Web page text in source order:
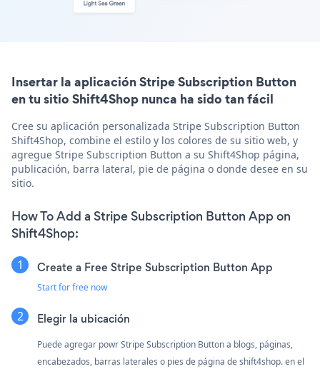
Insertar la aplicación Stripe Subscription Button
en tu sitio Shift4Shop nunca ha sido tan fácil
Cree su aplicación personalizada Stripe Subscription Button
Shift4Shop, combine el estilo y los colores de su sitio web, y
agregue Stripe Subscription Button a su Shift4Shop página,
publicación, barra lateral, pie de página o donde desee en su
sitio.
How To Add a Stripe Subscription Button App on
Shift4Shop:
Create a Free Stripe Subscription Button App
Start for free now
Elegir la ubicación
Puede agregar powr Stripe Subscription Button a blogs, páginas,
encabezados, barras laterales o pies de página de shift4shop. en el